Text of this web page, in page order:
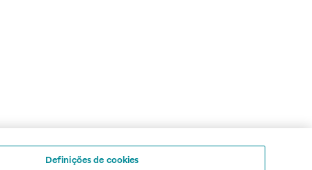
Definições de cookies